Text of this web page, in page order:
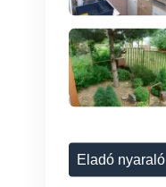
Eladó nyaraló